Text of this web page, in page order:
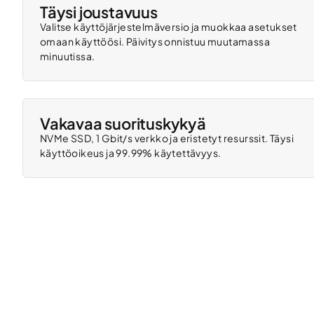
Täysi joustavuus
Valitse käyttöjärjestelmäversio ja muokkaa asetukset
omaan käyttöösi. Päivitys onnistuu muutamassa
minuutissa.
Vakavaa suorituskykyä
NVMe SSD, 1 Gbit/s verkko ja eristetyt resurssit. Täysi
käyttöoikeus ja 99.99% käytettävyys.